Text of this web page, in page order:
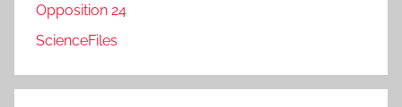
Opposition 24
ScienceFiles